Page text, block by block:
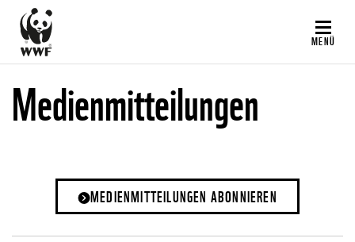
Direkt
zum
Inhalt
MENÜ
Medienmitteilungen
MEDIENMITTEILUNGEN ABONNIEREN